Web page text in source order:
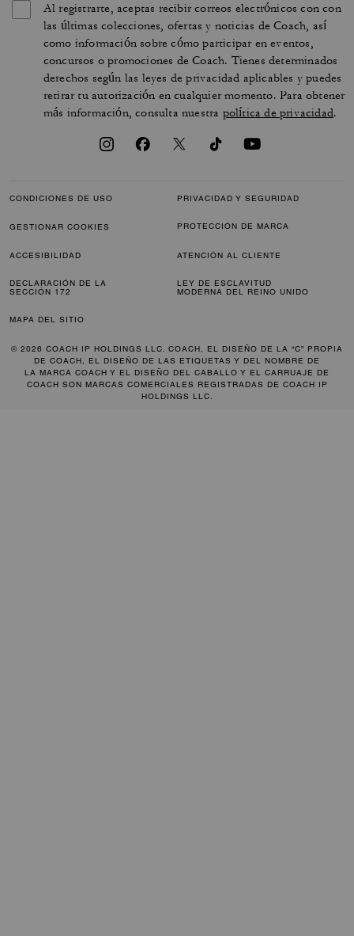
Al registrarte, aceptas recibir correos electrónicos con con
las últimas colecciones, ofertas y noticias de Coach, así
como información sobre cómo participar en eventos,
concursos o promociones de Coach. Tienes determinados
derechos según las leyes de privacidad aplicables y puedes
retirar tu autorización en cualquier momento. Para obtener
más información, consulta nuestra política de privacidad.
CONDICIONES DE USO PRIVACIDAD Y SEGURIDAD
GESTIONAR COOKIES PROTECCIÓN DE MARCA
ACCESIBILIDAD ATENCIÓN AL CLIENTE
DECLARACIÓN DE LA
SECCIÓN 172
LEY DE ESCLAVITUD
MODERNA DEL REINO UNIDO
MAPA DEL SITIO
© 2026 COACH IP HOLDINGS LLC. COACH, EL DISEÑO DE LA “C” PROPIA
DE COACH, EL DISEÑO DE LAS ETIQUETAS Y DEL NOMBRE DE
LA MARCA COACH Y EL DISEÑO DEL CABALLO Y EL CARRUAJE DE
COACH SON MARCAS COMERCIALES REGISTRADAS DE COACH IP
HOLDINGS LLC.